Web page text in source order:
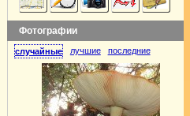
Фотографии
случайные лучшие последние